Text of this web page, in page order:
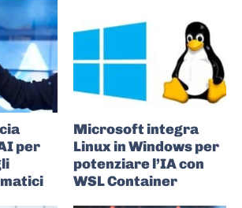
per
Microsoft integra
Linux in Windows per
potenziare l’IA con
WSL Container